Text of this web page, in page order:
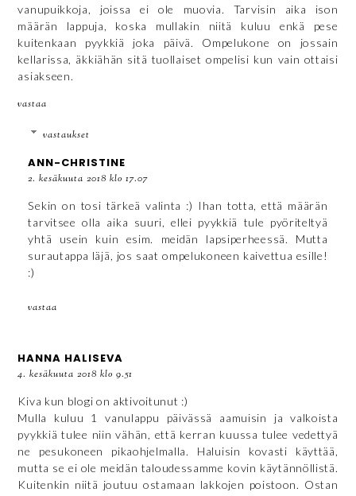
vanupuikkoja, joissa ei ole muovia. Tarvisin aika ison
määrän lappuja, koska mullakin niitä kuluu enkä pese
kuitenkaan pyykkiä joka päivä. Ompelukone on jossain
kellarissa, äkkiähän sitä tuollaiset ompelisi kun vain ottaisi
asiakseen.
vastaa
vastaukset
ANN-CHRISTINE
2. kesäkuuta 2018 klo 17.07
Sekin on tosi tärkeä valinta :) Ihan totta, että määrän
tarvitsee olla aika suuri, ellei pyykkiä tule pyöriteltyä
yhtä usein kuin esim. meidän lapsiperheessä. Mutta
surautappa läjä, jos saat ompelukoneen kaivettua esille!
:)
vastaa
HANNA HALISEVA
4. kesäkuuta 2018 klo 9.51
Kiva kun blogi on aktivoitunut :)
Mulla kuluu 1 vanulappu päivässä aamuisin ja valkoista
pyykkiä tulee niin vähän, että kerran kuussa tulee vedettyä
ne pesukoneen pikaohjelmalla. Haluisin kovasti käyttää,
mutta se ei ole meidän taloudessamme kovin käytännöllistä.
Kuitenkin niitä joutuu ostamaan lakkojen poistoon. Ostan